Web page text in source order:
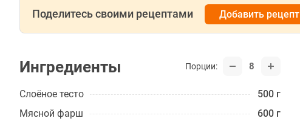
Поделитесь своими рецептами Добавить рецепт
Ингредиенты Порции: 8
Слоёное тесто
500 г
Мясной фарш
600 г